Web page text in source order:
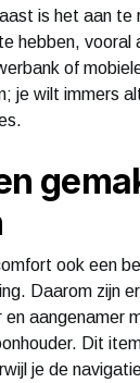
is het aan te
hebben, vooral
of
je wilt immers
ook een
Daarom zijn
aangenamer
Dit
je de